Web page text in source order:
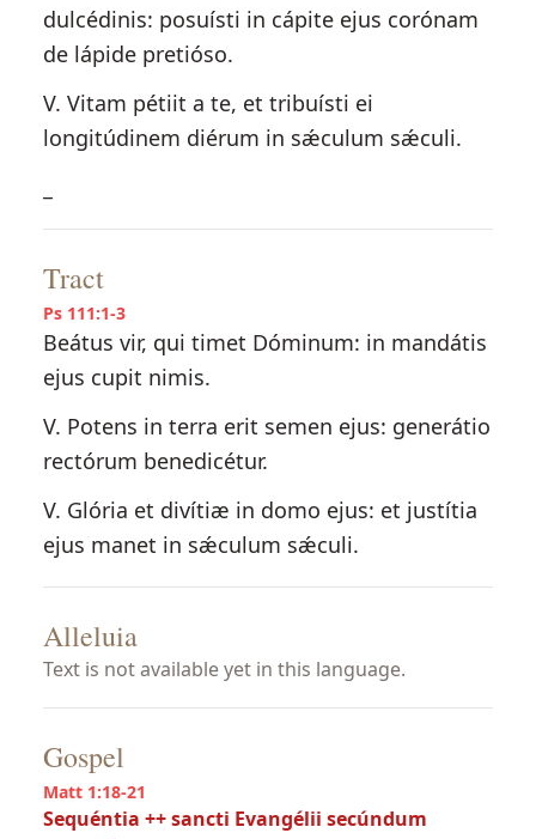
dulcédinis: posuísti in cápite ejus corónam
de lápide pretióso.
V. Vitam pétiit a te, et tribuísti ei
longitúdinem diérum in sǽculum sǽculi.
Tract
Ps 111:1-3
Beátus vir, qui timet Dóminum: in mandátis
ejus cupit nimis.
V. Potens in terra erit semen ejus: generátio
rectórum benedicétur.
V. Glória et divítiæ in domo ejus: et justítia
ejus manet in sǽculum sǽculi.
Alleluia
Text is not available yet in this language.
Gospel
Matt 1:18-21
Sequéntia ++ sancti Evangélii secúndum